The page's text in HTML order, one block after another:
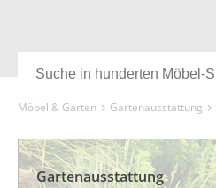
Möbel & Garten Gartenausstattung
Gartenausstattung